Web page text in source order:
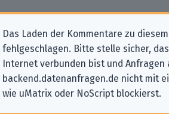
Das Laden der Kommentare zu
fehlgeschlagen. Bitte stelle sicher,
Internet verbunden bist und Anfragen
backend.datenanfragen.de nicht mit
wie uMatrix oder NoScript blockierst.
Datenschutz-
„Blutspendedienst des
Roten Kreuzes